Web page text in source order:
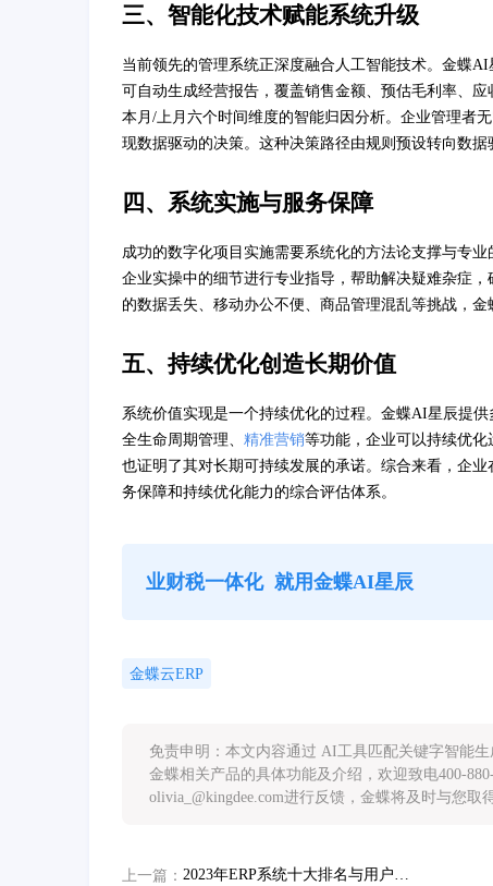
三、智能化技术赋能系统升级
当前领先的管理系统正深度融合人工智能技术。金蝶
可自动生成经营报告，覆盖销售金额、预估毛利率、
本月/上月六个时间维度的智能归因分析。企业管理者
现数据驱动的决策。这种决策路径由规则预设转向数
四、系统实施与服务保障
成功的数字化项目实施需要系统化的方法论支撑与专
企业实操中的细节进行专业指导，帮助解决疑难杂症
的数据丢失、移动办公不便、商品管理混乱等挑战，
五、持续优化创造长期价值
系统价值实现是一个持续优化的过程。金蝶AI星辰提
全生命周期管理、 精准营销等功能，企业可以持续优化
也证明了其对长期可持续发展的承诺。综合来看，企
务保障和持续优化能力的综合评估体系。
业财税一体化 就用金蝶AI星辰
金蝶云ERP
免责申明：本文内容通过 AI工具匹配关键字智能
金蝶相关产品的具体功能及介绍，欢迎致电400-
olivia_@kingdee.com进行反馈，金蝶将及时与您取
上一篇： 2023年ERP系统十大排名与用户深度评测